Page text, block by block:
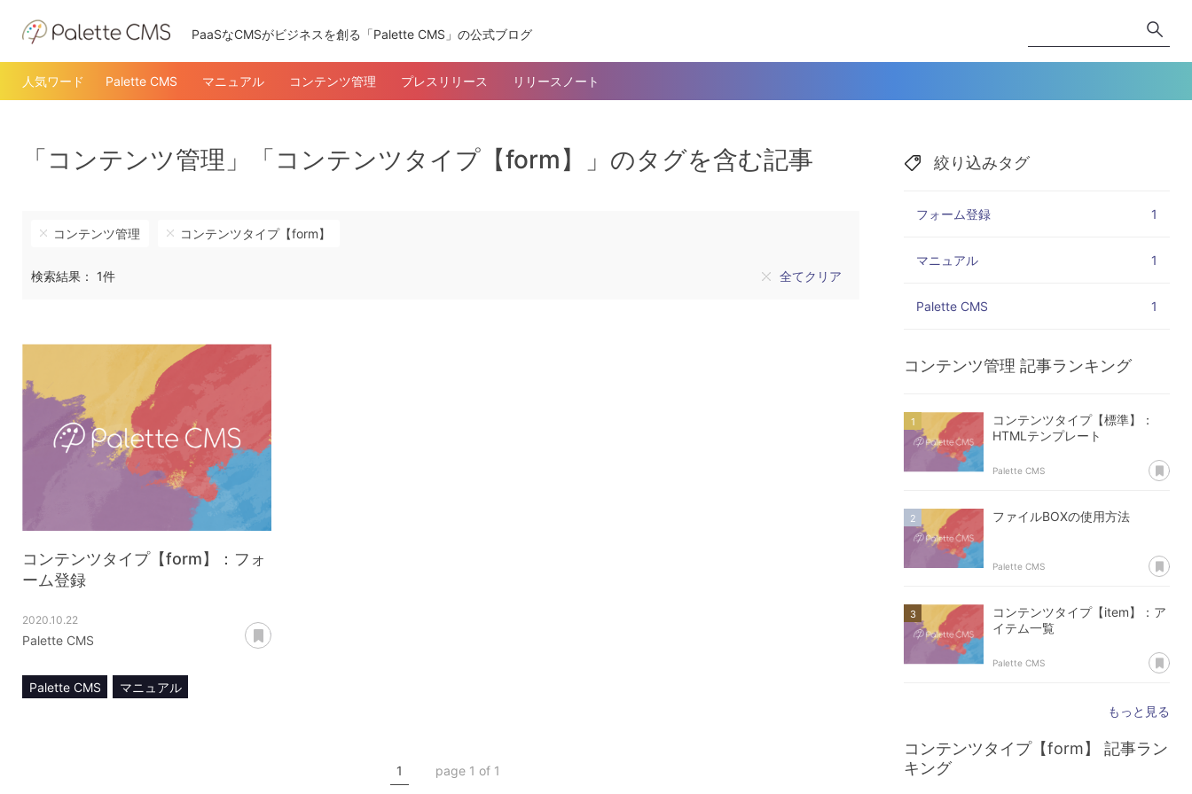
PaaSなCMSがビジネスを創る「Palette CMS」の公式ブログ
人気ワード Palette CMS マニュアル コンテンツ管理 プレスリリース リリースノート
「コンテンツ管理」「コンテンツタイプ【form】」のタグを含む記事
コンテンツ管理 コンテンツタイプ【form】
検索結果： 1件 全てクリア
コンテンツタイプ【form】：フォ
ーム登録
2020.10.22
Palette CMS
Palette CMS
マニュアル
1 page 1 of 1
絞り込みタグ
フォーム登録 1
マニュアル 1
Palette CMS 1
コンテンツ管理 記事ランキング
コンテンツタイプ【標準】：
HTMLテンプレート
Palette CMS あ
ファイルBOXの使用方法
Palette CMS あ
コンテンツタイプ【item】：ア
イテム一覧
Palette CMS あ
もっと見る
コンテンツタイプ【form】
記事ラン
キング